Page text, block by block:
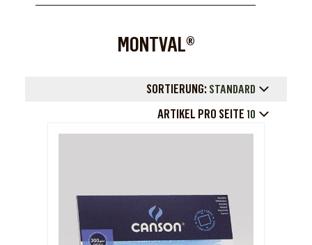
MONTVAL®
SORTIERUNG: STANDARD
ARTIKEL PRO SEITE 10